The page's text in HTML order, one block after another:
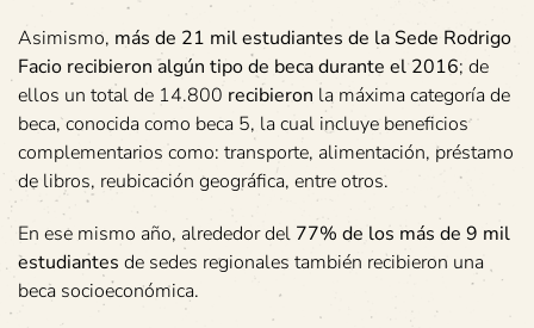
Asimismo, más de 21 milestudiantes de la Sede Rodrigo
Facio recibieron algún tipode becadurante el 2016; de
ellos un total de 14.800 recibieron la máxima categoría de
beca, conocida como beca 5, la cual incluye beneficios
complementarios como: transporte, alimentación, préstamo
de libros, reubicación geográfica, entre otros.
En ese mismo año, alrededor del 77% de los más de 9 mil
estudiantes de sedes regionales también recibieron una
beca socioeconómica.